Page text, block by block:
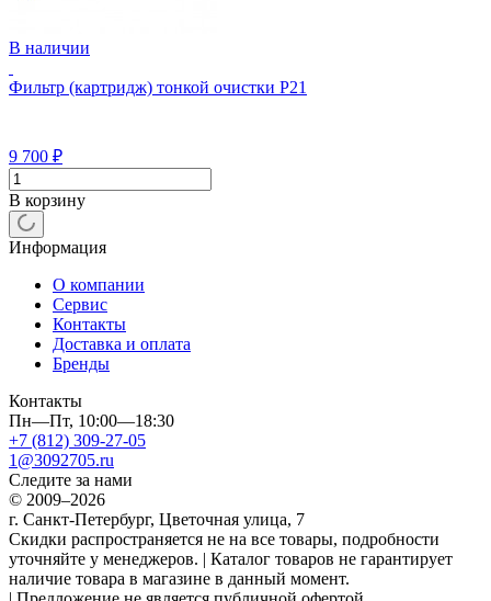
В наличии
Фильтр (картридж) тонкой очистки P21
9 700 ₽
В корзину
Информация
О компании
Сервис
Контакты
Доставка и оплата
Бренды
Контакты
Пн—Пт, 10:00—18:30
+7 (812) 309-27-05
1@3092705.ru
Следите за нами
© 2009–2026
г. Санкт-Петербург, Цветочная улица, 7
Скидки распространяется не на все товары, подробности
уточняйте у менеджеров. | Каталог товаров не гарантирует
наличие товара в магазине в данный момент.